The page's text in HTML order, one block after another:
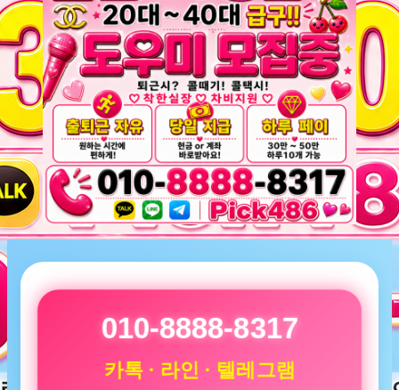
010-8888-8317
카톡 · 라인 · 텔레그램